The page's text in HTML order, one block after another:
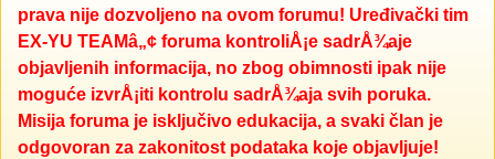
prava nije dozvoljeno na ovom forumu! Uređivački tim
EX-YU TEAMâ„¢ foruma kontroliÅ¡e sadrÅ¾aje
objavljenih informacija, no zbog obimnosti ipak nije
moguće izvrÅ¡iti kontrolu sadrÅ¾aja svih poruka.
Misija foruma je isključivo edukacija, a svaki član je
odgovoran za zakonitost podataka koje objavljuje!